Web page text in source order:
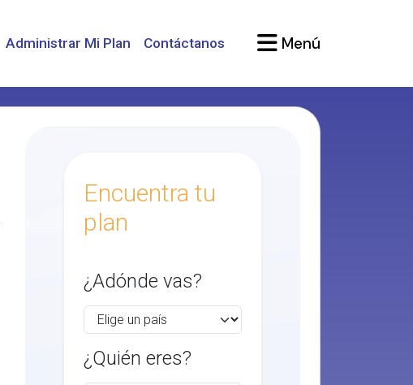
Administrar Mi Plan Contáctanos Menú
Encuentra tu
plan
¿Adónde vas?
¿Quién eres?